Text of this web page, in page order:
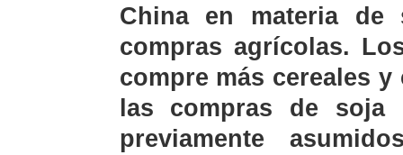
China en materia de
compras agrícolas.
compre más cereales
las compras de soja
previamente